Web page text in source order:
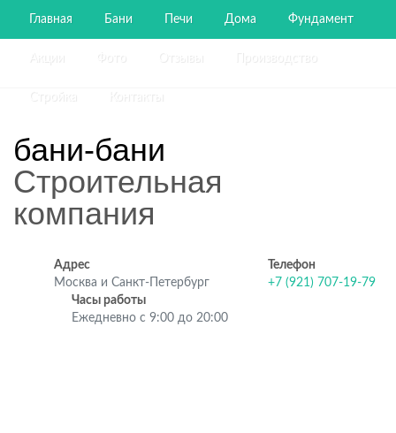
Главная Бани Печи Дома Фундамент
бани-бани
Строительная
компания
Адрес
Москва и Санкт-Петербург
Телефон
+7 (921) 707-19-79
Часы работы
Ежедневно с 9:00 до 20:00